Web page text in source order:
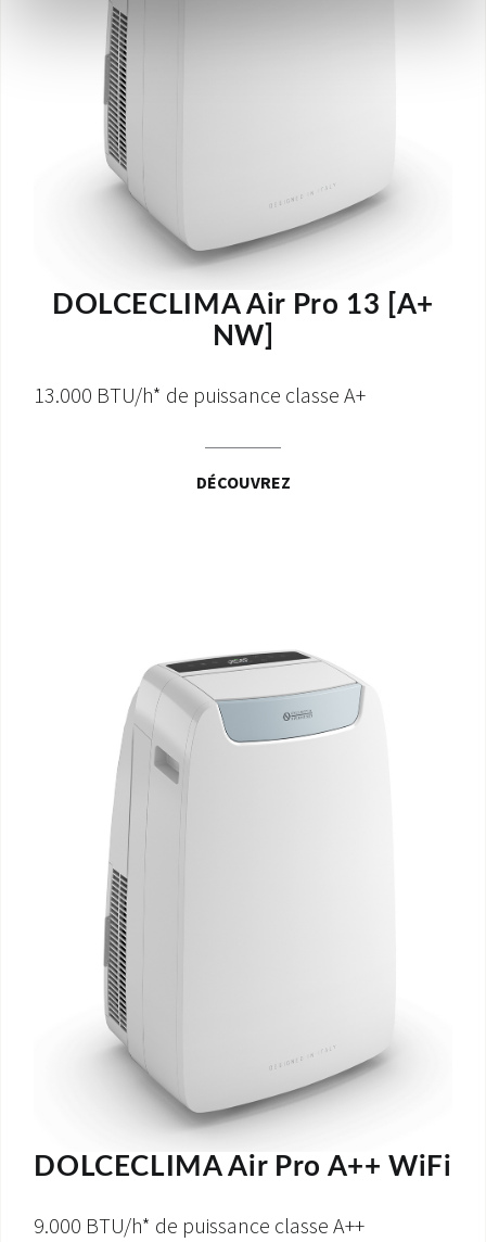
DOLCECLIMA Air Pro 13 [A+
NW]
13.000 BTU/h* de puissance classe A+
DÉCOUVREZ
DOLCECLIMA Air Pro A++ WiFi
9.000 BTU/h* de puissance classe A++